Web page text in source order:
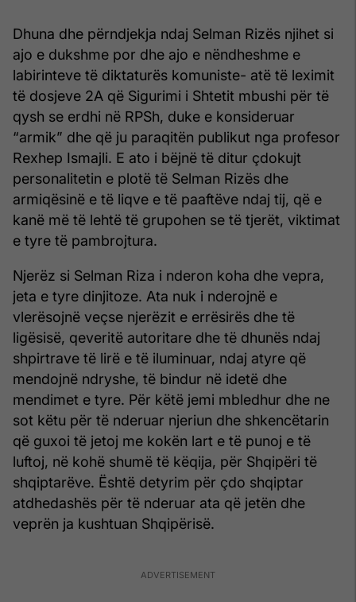
Dhuna dhe përndjekja ndaj Selman Rizës njihet si
ajo e dukshme por dhe ajo e nëndheshme e
labirinteve të diktaturës komuniste- atë të leximit
të dosjeve 2A që Sigurimi i Shtetit mbushi për të
qysh se erdhi në RPSh, duke e konsideruar
“armik” dhe që ju paraqitën publikut nga profesor
Rexhep Ismajli. E ato i bëjnë të ditur çdokujt
personalitetin e plotë të Selman Rizës dhe
armiqësinë e të liqve e të paaftëve ndaj tij, që e
kanë më të lehtë të grupohen se të tjerët, viktimat
e tyre të pambrojtura.
Njerëz si Selman Riza i nderon koha dhe vepra,
jeta e tyre dinjitoze. Ata nuk i nderojnë e
vlerësojnë veçse njerëzit e errësirës dhe të
ligësisë, qeveritë autoritare dhe të dhunës ndaj
shpirtrave të lirë e të iluminuar, ndaj atyre që
mendojnë ndryshe, të bindur në idetë dhe
mendimet e tyre. Për këtë jemi mbledhur dhe ne
sot këtu për të nderuar njeriun dhe shkencëtarin
që guxoi të jetoj me kokën lart e të punoj e të
luftoj, në kohë shumë të këqija, për Shqipëri të
shqiptarëve. Është detyrim për çdo shqiptar
atdhedashës për të nderuar ata që jetën dhe
veprën ja kushtuan Shqipërisë.